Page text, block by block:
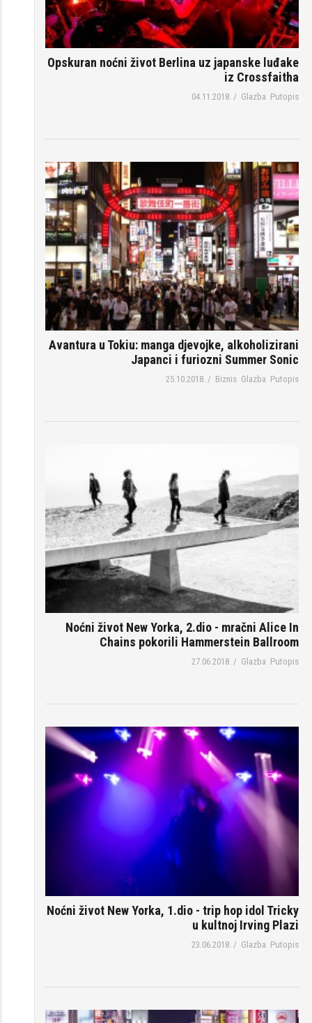
Opskuran noćni život Berlina uz japanske luđake
iz Crossfaitha
04.11.2018. / Glazba Putopis
Avantura u Tokiu: manga djevojke, alkoholizirani
Japanci i furiozni Summer Sonic
25.10.2018. / Biznis Glazba Putopis
Noćni život New Yorka, 2.dio - mračni Alice In
Chains pokorili Hammerstein Ballroom
27.06.2018. / Glazba Putopis
Noćni život New Yorka, 1.dio - trip hop idol Tricky
u kultnoj Irving Plazi
23.06.2018. / Glazba Putopis